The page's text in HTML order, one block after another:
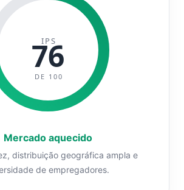
IPS
76
DE 100
Mercado aquecido
distribuição geográfica ampla e
de empregadores.